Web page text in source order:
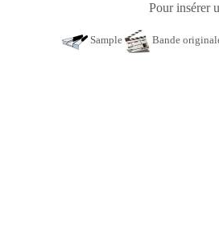
Pour insérer
Sample Bande